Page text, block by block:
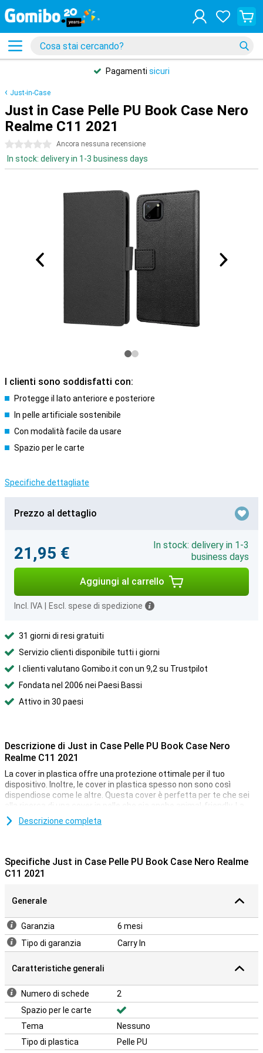
Pagamenti sicuri
Just-in-Case
Just in Case Pelle PU Book Case Nero
Realme C11 2021
0 stelle Ancora nessuna recensione
In stock: delivery in 1-3 business days
I clienti sono soddisfatti con:
Protegge il lato anteriore e posteriore
In pelle artificiale sostenibile
Con modalità facile da usare
Spazio per le carte
Specifiche dettagliate
Prezzo al dettaglio
21,95 €
In stock: delivery in 1-3
business days
Aggiungi al carrello
Incl. IVA Escl. spese di spedizione
31 giorni di resi gratuiti
Servizio clienti disponibile tutti i giorni
I clienti valutano Gomibo.it con un 9,2 su Trustpilot
Fondata nel 2006 nei Paesi Bassi
Attivo in 30 paesi
Descrizione di Just in Case Pelle PU Book Case Nero
Realme C11 2021
La cover in plastica offre una protezione ottimale per il tuo
dispositivo. Inoltre, le cover in plastica spesso non sono così
dispendiose come le altre. Questa cover è perfetta per te che sei
alla ricerca di una cover in pelle che sia anche animal-friendly. La
cover è realizzata in pelle sintetica,dunque, non utilizza alcun
materiale di origine animale.
si spacchi o si graffi. Scegli questa cover e mantieni il tuo nuovo
telefono bello il più a lungo possibile!
Descrizione completa
Specifiche Just in Case Pelle PU Book Case Nero Realme
C11 2021
Generale
Garanzia
6 mesi
Tipo di garanzia
Carry In
Caratteristiche generali
Numero di schede
2
Spazio per le carte
Tema
Nessuno
Tipo di plastica
Pelle PU